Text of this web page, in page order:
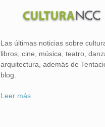
Las últimas noticias sobre
libros, cine, música, teatro,
arquitectura, además de
blog.
Leer más